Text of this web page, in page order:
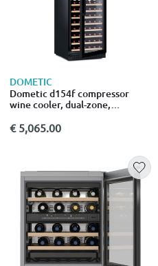
DOMETIC
Dometic d154f compressor
wine cooler, dual-zone,
bottles
€ 5,065.00